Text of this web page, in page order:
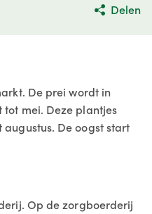
Delen
De prei wordt in
mei. Deze plantjes
De oogst start
Op de zorgboerderij